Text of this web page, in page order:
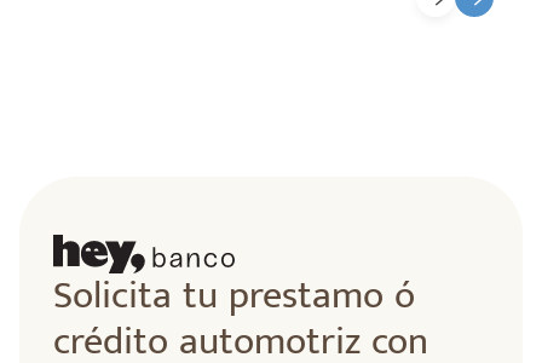
Solicita tu prestamo ó
crédito automotriz con